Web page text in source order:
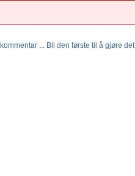
... Bli den første til å gjøre det.